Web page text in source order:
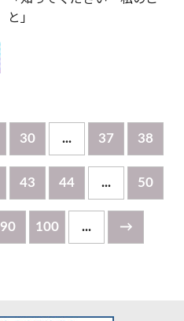
と」
30 ... 37 38
43 44 ... 50
90 100 ... →